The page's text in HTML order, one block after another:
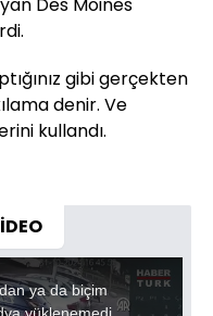
Des Moines
gibi gerçekten
denir. Ve
kullandı.
ya da biçim